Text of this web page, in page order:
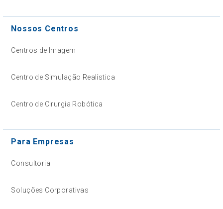
Nossos Centros
Centros de Imagem
Centro de Simulação Realística
Centro de Cirurgia Robótica
Para Empresas
Consultoria
Soluções Corporativas